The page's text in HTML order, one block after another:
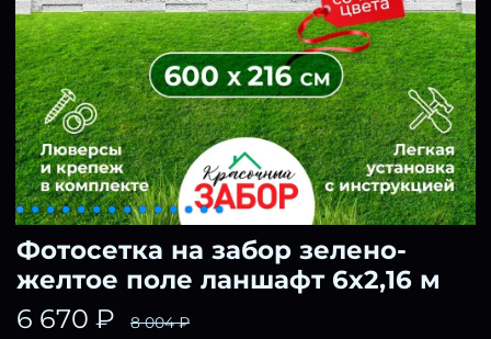
Фотосетка на забор зелено-
желтое поле ланшафт 6х2,16 м
6 670 ₽ 8 004 ₽